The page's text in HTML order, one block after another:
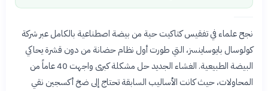
نجح علماء في تفقيس كتاكيت حية من بيضة اصطناعية بالكامل عبر شركة
كولوسال بايوساينسز، التي طورت أول نظام حضانة من دون قشرة يحاكي
البيضة الطبيعية. الغشاء الجديد حل مشكلة كبرى واجهت 40 عاماً من
المحاولات، حيث كانت الأساليب السابقة تحتاج إلى ضخ أكسجين نقي